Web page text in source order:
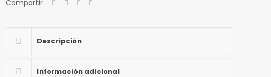
Compartir
Descripción
Información adicional